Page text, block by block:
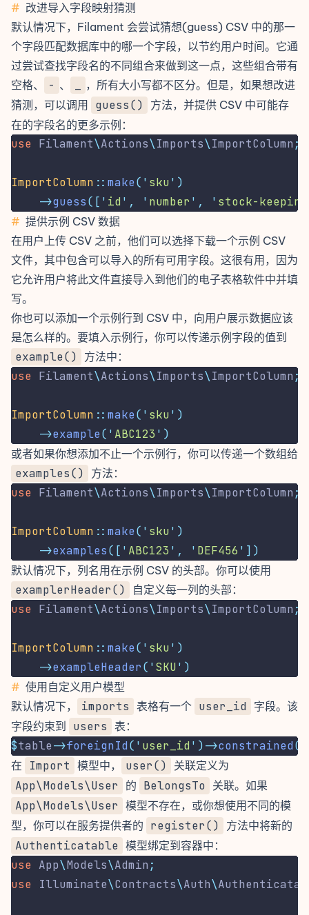
# 改进导入字段映射猜测
默认情况下，Filament 会尝试猜想(guess) CSV 中的那一
个字段匹配数据库中的哪一个字段，以节约用户时间。它通
过尝试查找字段名的不同组合来做到这一点，这些组合带有
空格、
- 、
，所有大小写都不区分。但是，如果想改进
猜测，可以调用
guess()
方法，并提供 CSV 中可能存
在的字段名的更多示例：
use Filament\Actions\Imports\ImportColumn ;
ImportColumn :: make( ' sku ' )
->guess([ ' id ' , ' number ' , ' stock-
# 提供示例 CSV 数据
在用户上传 CSV 之前，他们可以选择下载一个示例 CSV
文件，其中包含可以导入的所有可用字段。这很有用，因为
它允许用户将此文件直接导入到他们的电子表格软件中并填
写。
你也可以添加一个示例行到 CSV 中，向用户展示数据应该
是怎么样的。要填入示例行，你可以传递示例字段的值到
example() 方法中：
use Filament\Actions\Imports\ImportColumn ;
ImportColumn :: make( ' sku ' )
->example( ' ABC123 ' )
或者如果你想添加不止一个示例行，你可以传递一个数组给
examples() 方法：
use Filament\Actions\Imports\ImportColumn ;
ImportColumn :: make( ' sku ' )
->examples([ ' ABC123 ' , ' DEF456 ' ])
默认情况下，列名用在示例 CSV 的头部。你可以使用
examplerHeader() 自定义每一列的头部：
use Filament\Actions\Imports\ImportColumn ;
ImportColumn :: make( ' sku ' )
->exampleHeader( 'SKU ' )
# 使用自定义用户模型
默认情况下，
imports 表格有一个 user_id 字段。该
字段约束到
users 表：
$table->foreignId( ' user_id ' )->constrained
在 Import 模型中， user() 关联定义为
App\Models\User 的 BelongsTo 关联。如果
App\Models\User 模型不存在，或你想使用不同的模
型，你可以在服务提供者的 register() 方法中将新的
Authenticatable 模型绑定到容器中：
use App\Models\Admin ;
use
Illuminate\Contracts\Auth\